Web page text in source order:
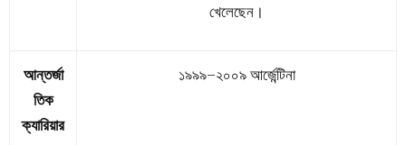
খেলেছেন।
আন্তর্জা
তিক
ক্যারিয়ার
১৯৯৯–২০০৯ আর্জেন্টিনা